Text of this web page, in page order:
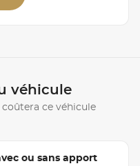
véhicule
ce véhicule
ou sans apport